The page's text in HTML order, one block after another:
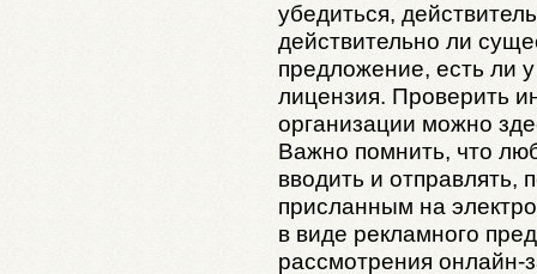
убедиться,
действительно ли
предложение, есть ли
лицензия. Проверить
организации можно
Важно помнить, что
вводить и отправлять,
присланным на
в виде рекламного
рассмотрения онлайн-